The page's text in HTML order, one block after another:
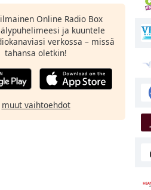
Online Radio Box
älypuhelimeesi ja kuuntele
verkossa – missä
tahansa oletkin!
muut vaihtoehdot